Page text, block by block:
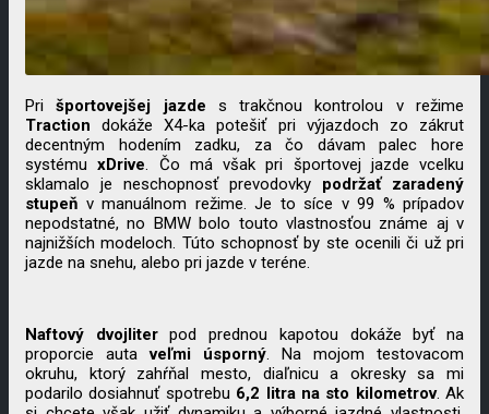
Prišportovejšej jazde s trakčnou kontrolou v režime
Traction dokáže X4-ka potešiť pri výjazdoch zo zákrut
decentným hodením zadku, za čo dávam palec hore
systému xDrive. Čo má však pri športovej jazde vcelku
sklamalo je neschopnosť prevodovky podržať zaradený
stupeň v manuálnom režime. Je to síce v 99 % prípadov
nepodstatné, no BMW bolo touto vlastnosťou známe aj v
najnižších modeloch. Túto schopnosť by ste ocenili či už pri
jazde na snehu, alebo pri jazde v teréne.
Naftový dvojliterpod prednou kapotou dokáže byť na
proporcie autaveľmi úsporný. Na mojom testovacom
okruhu, ktorý zahŕňal mesto, diaľnicu a okresky sa mi
podarilo dosiahnuť spotrebu 6,2 litra na sto kilometrov. Ak